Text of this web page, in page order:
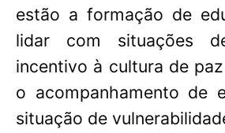
estão a formação de
lidar com situações
incentivo à cultura de
o acompanhamento de
situação de